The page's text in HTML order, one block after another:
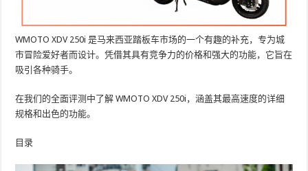
WMOTO XDV 250i 是马来西亚踏板车市场的一个有趣的补充，专为城
市冒险爱好者而设计。凭借其具有竞争力的价格和强大的功能，它旨在
吸引各种骑手。
在我们的全面评测中了解 WMOTO XDV 250i，涵盖其最高速度的详细
规格和出色的功能。
目录